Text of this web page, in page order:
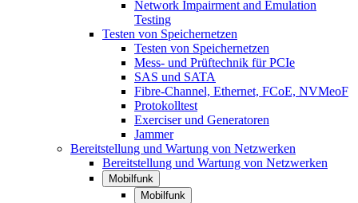
Network Impairment and Emulation
Testing
Testen von Speichernetzen
Testen von Speichernetzen
Mess- und Prüftechnik für PCIe
SAS und SATA
Fibre-Channel, Ethernet, FCoE, NVMeoF
Protokolltest
Exerciser und Generatoren
Jammer
Bereitstellung und Wartung von Netzwerken
Bereitstellung und Wartung von Netzwerken
Mobilfunk
Mobilfunk